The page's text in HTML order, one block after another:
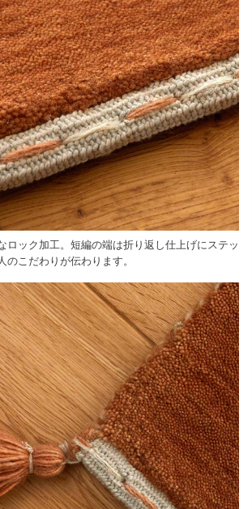
ロック加工。短編の端は折り返し仕上げにステッ
のこだわりが伝わります。